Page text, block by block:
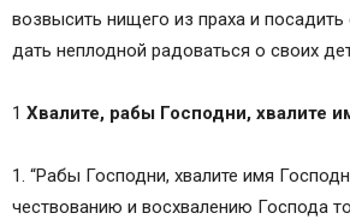
возвысить нищего из праха и посадить
дать неплодной радоваться о своих
1 Хвалите, рабы Господни, хвалите
1. “Рабы Господни, хвалите имя
чествованию и восхвалению Господа